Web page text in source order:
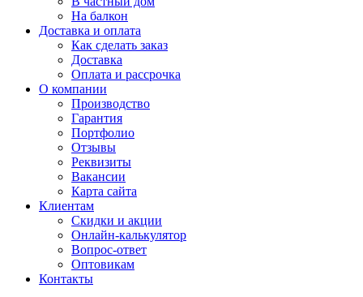
На балкон
Доставка и оплата
Как сделать заказ
Доставка
Оплата и рассрочка
О компании
Производство
Гарантия
Портфолио
Отзывы
Реквизиты
Вакансии
Карта сайта
Клиентам
Скидки и акции
Онлайн-калькулятор
Вопрос-ответ
Оптовикам
Контакты